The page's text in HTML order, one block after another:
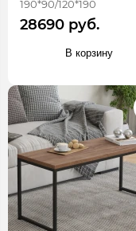
190*90/120*190
28690 руб.
В корзину